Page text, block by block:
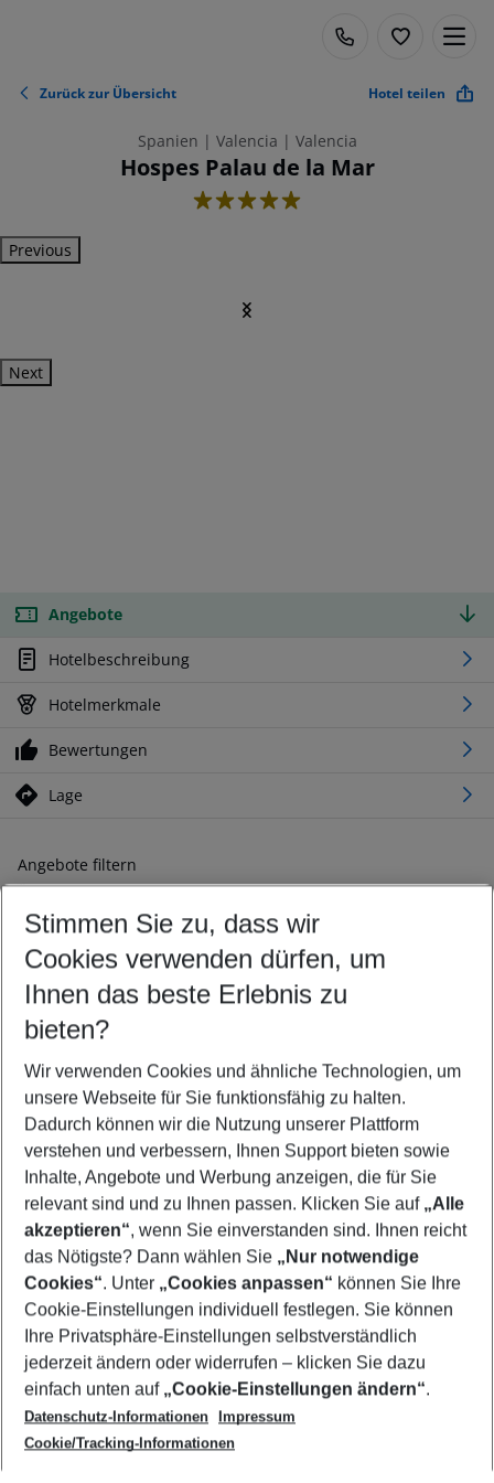
Zurück zur Übersicht Hotel teilen
Spanien | Valencia | Valencia
Hospes Palau de la Mar
5
Previous
Next
Angebote
Hotelbeschreibung
Hotelmerkmale
Bewertungen
Lage
Angebote filtern
Ändern Sie Ihre Kriterien nach Ihren Wünschen
Abflughafen wählen
Beliebiger Abflughafen
Reisezeitraum wählen
10.08.26– 08.08.27 5-8 Nächte
2 Erwachsene Keine Kinder
Mehr Filter anzeigen
Footer
Footer navigation
Über uns
AGB
Cookie-Einstellungen ändern
Cookie-Richtlinie
Datenschutz
Service & Hilfe
Barrierefreies Reisen
Check-in
Folgen Sie uns
Stimmen Sie zu, dass wir
Cookies verwenden dürfen, um
Ihnen das beste Erlebnis zu
bieten?
Wir verwenden Cookies und ähnliche Technologien, um
unsere Webseite für Sie funktionsfähig zu halten.
Dadurch können wir die Nutzung unserer Plattform
verstehen und verbessern, Ihnen Support bieten sowie
Inhalte, Angebote und Werbung anzeigen, die für Sie
relevant sind und zu Ihnen passen. Klicken Sie auf „Alle
akzeptieren“, wenn Sie einverstanden sind. Ihnen reicht
das Nötigste? Dann wählen Sie „Nur notwendige
Cookies“. Unter „Cookies anpassen“ können Sie Ihre
Cookie-Einstellungen individuell festlegen. Sie können
Ihre Privatsphäre-Einstellungen selbstverständlich
jederzeit ändern oder widerrufen – klicken Sie dazu
einfach unten auf „Cookie-Einstellungen ändern“.
Datenschutz-Informationen
Impressum
Cookie/Tracking-Informationen